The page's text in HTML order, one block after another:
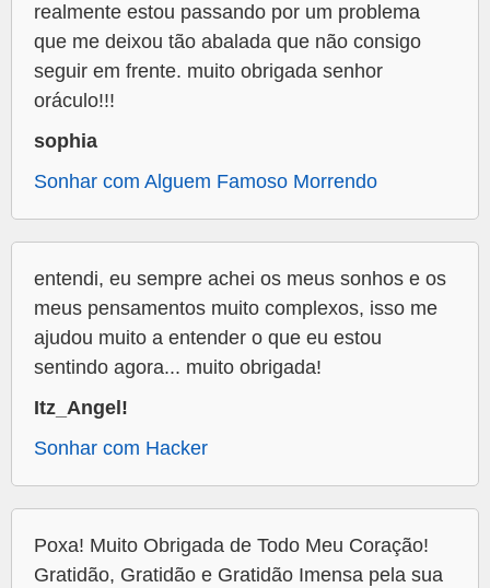
realmente estou passando por um problema
que me deixou tão abalada que não consigo
seguir em frente. muito obrigada senhor
oráculo!!!
sophia
Sonhar com Alguem Famoso Morrendo
entendi, eu sempre achei os meus sonhos e os
meus pensamentos muito complexos, isso me
ajudou muito a entender o que eu estou
sentindo agora... muito obrigada!
Itz_Angel!
Sonhar com Hacker
Poxa! Muito Obrigada de Todo Meu Coração!
Gratidão, Gratidão e Gratidão Imensa pela sua